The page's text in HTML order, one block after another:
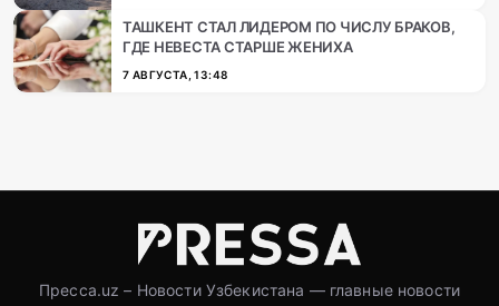
ТАШКЕНТ СТАЛ ЛИДЕРОМ ПО ЧИСЛУ БРАКОВ,
ГДЕ НЕВЕСТА СТАРШЕ ЖЕНИХА
7 АВГУСТА, 13:48
Пресса.uz – Новости Узбекистана — главные новости